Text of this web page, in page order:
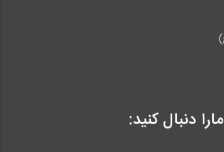
مارا دنبال کنید: